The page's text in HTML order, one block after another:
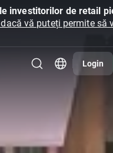
investitorilor de retail
vă puteți permite
Login